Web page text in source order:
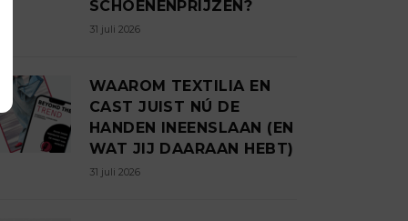
SCHOENENPRIJZEN?
31 juli 2026
WAAROM TEXTILIA EN
CAST JUIST NÚ DE
HANDEN INEENSLAAN (EN
WAT JIJ DAARAAN HEBT)
31 juli 2026